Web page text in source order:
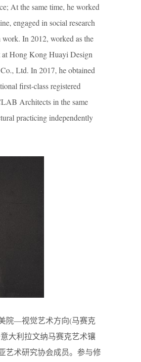
At the same time, he worked
engaged in social research
In 2012, worked as the
Hong Kong Huayi Design
Ltd. In 2017, he obtained
first-class registered
Architects in the same
practicing independently
院—视觉艺术方向(马赛克
大利拉文纳马赛克艺术镶
艺术研究协会成员。参与修